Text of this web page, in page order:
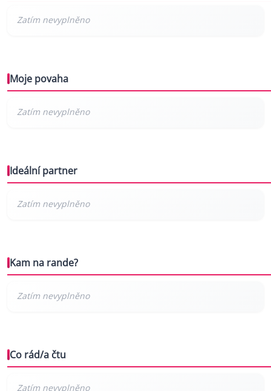
Moje povaha
Ideální partner
Kam na rande?
Co rád/a čtu